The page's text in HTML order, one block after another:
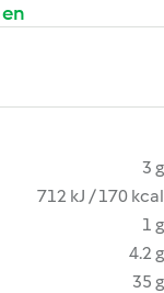
3 g
712 kJ / 170 kcal
1 g
4.2 g
35 g